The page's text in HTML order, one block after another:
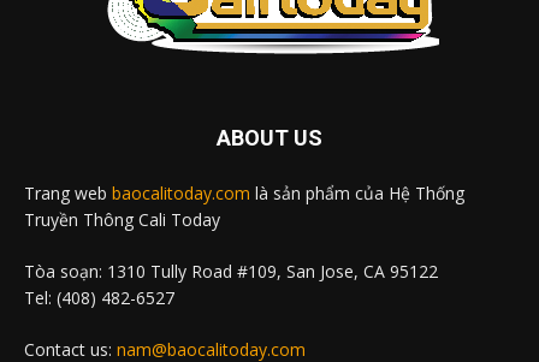
ABOUT US
Trang web baocalitoday.com là sản phẩm của Hệ Thống
Truyền Thông Cali Today
Tòa soạn: 1310 Tully Road #109, San Jose, CA 95122
Tel: (408) 482-6527
Contact us: nam@baocalitoday.com